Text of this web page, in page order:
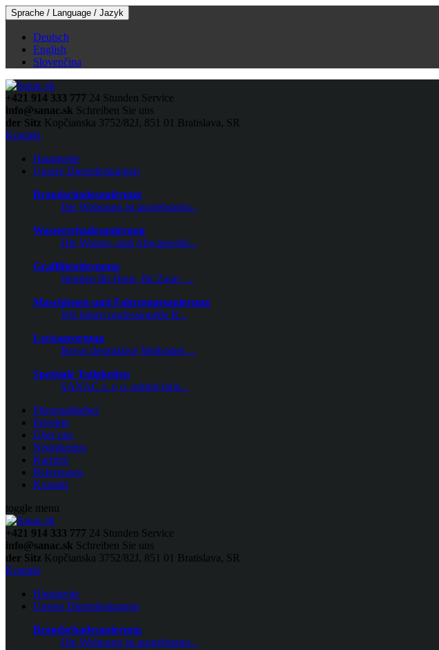
Sprache / Language / Jazyk
Deutsch
English
Slovenčina
+421 914 333 777 24 Stunden Service
info@sanac.sk Schreiben Sie uns
der Sitz Kopčianska 3752/82J, 851 01 Bratislava, SR
Kontakt
Hauptseite
Unsere Dienstleistungen
Brandschadesanierung
Die Wohnung ist ausgebrannt...
Wasserschadesanierung
Die Wasser- und Abwasserlei...
Graffitientfernung
Wurden Ihr Haus, Ihr Zaun, ...
Maschienen-und Fahrzeugesanierung
Wir bieten professionelle R...
Leckageortung
Bevor destruktive Methoden ...
Spetziale Tatigkeiten
SANAC s. r. o. reinigt fach...
Fliesenabheber
Projekte
Über uns
Neuigkeiten
Karriere
Referenzen
Kontakt
toggle menu
+421 914 333 777 24 Stunden Service
info@sanac.sk Schreiben Sie uns
der Sitz Kopčianska 3752/82J, 851 01 Bratislava, SR
Kontakt
Hauptseite
Unsere Dienstleistungen
Brandschadesanierung
Die Wohnung ist ausgebrannt...